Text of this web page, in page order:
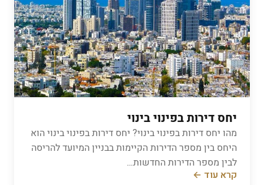
יחס דירות בפינוי בינוי
​מהו יחס דירות בפינוי בינוי? יחס דירות בפינוי בינוי הוא
היחס בין מספר הדירות הקיימות בבניין המיועד להריסה
לבין מספר הדירות החדשות…
קרא עוד ←